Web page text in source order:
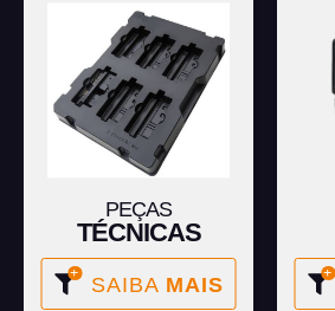
PEÇAS
TÉCNICAS
SAIBA MAIS